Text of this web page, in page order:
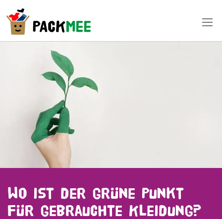
Wo ist der grüne Punkt
für gebrauchte Kleidung?